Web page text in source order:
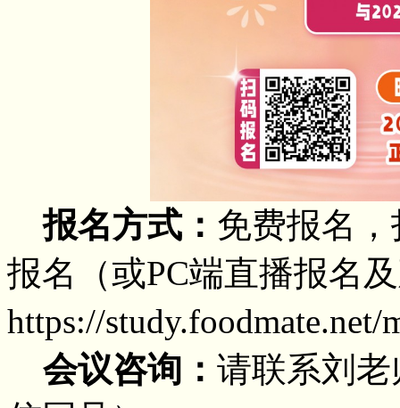
报名方式： 免费报名
报名
（或PC端直播报名
https://study.foodmate.net/
会议咨询： 请联系刘老